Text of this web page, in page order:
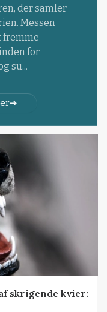
der samler
Messen
fremme
for
su...
skrigende kvier: